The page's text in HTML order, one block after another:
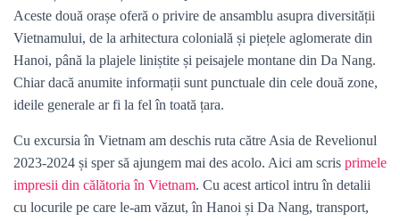
Aceste două orașe oferă o privire de ansamblu asupra diversității
Vietnamului, de la arhitectura colonială și piețele aglomerate din
Hanoi, până la plajele liniștite și peisajele montane din Da Nang.
Chiar dacă anumite informații sunt punctuale din cele două zone,
ideile generale ar fi la fel în toată țara.
Cu excursia în Vietnam am deschis ruta către Asia de Revelionul
2023-2024 și sper să ajungem mai des acolo. Aici am scris primele
impresii din călătoria în Vietnam. Cu acest articol intru în detalii
cu locurile pe care le-am văzut, în Hanoi și Da Nang, transport,